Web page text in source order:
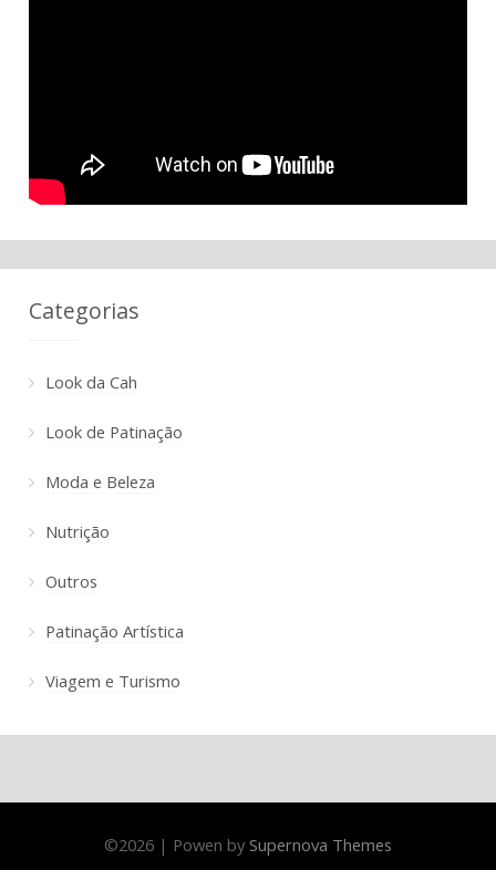
Categorias
Look da Cah
Look de Patinação
Moda e Beleza
Nutrição
Outros
Patinação Artística
Viagem e Turismo
©2026 | Powen by Supernova Themes